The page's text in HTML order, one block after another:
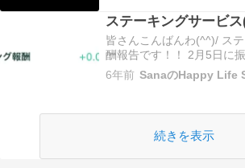
スが開始以来価格が上昇し
ステーキングサービ
皆さんこんばんわ(^^)/ ス
酬報告です！！ 2月5日に
この時のLisk(LSK)の価格
す。 前回に比べてかなり
本日得た報酬は価値にし
6年前 SanaのHappy Life
続きを表示